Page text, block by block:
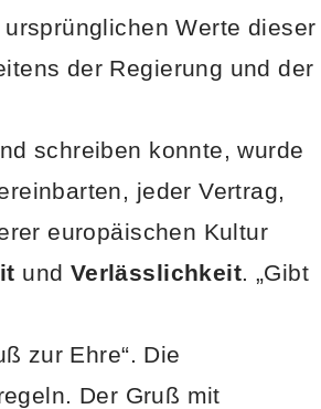
Werte dieser
der Regierung und der
schreiben konnte, wurde
jeder Vertrag,
europäischen Kultur
und Verlässlichkeit. „Gibt
zur Ehre“. Die
Der Gruß mit